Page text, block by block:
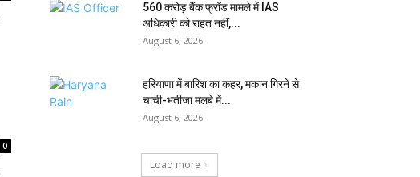
0
₹560 करोड़ बैंक फ्रॉड मामले में IAS
अधिकारी को राहत नहीं,...
August 6, 2026
हरियाणा में बारिश का कहर, मकान गिरने से
चाची-भतीजा मलबे में...
August 6, 2026
Load more